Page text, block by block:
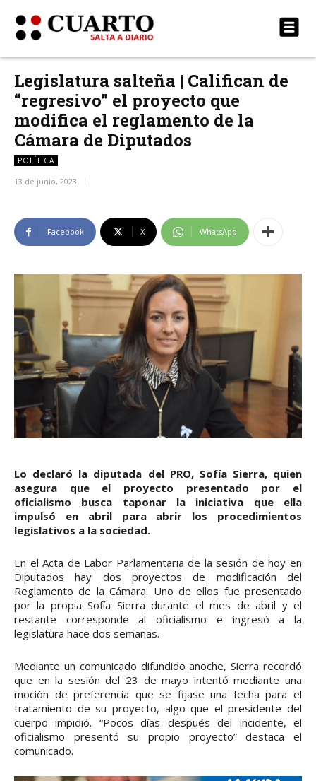
Legislatura salteña | Califican de
“regresivo” el proyecto que
modifica el reglamento de la
Cámara de Diputados
POLÍTICA
13 de junio, 2023
Facebook X WhatsApp
Lo declaró la diputada del PRO, Sofía Sierra, quien
asegura que el proyecto presentado por el
oficialismo busca taponar la iniciativa que ella
impulsó en abril para abrir los procedimientos
legislativos a la sociedad.
En el Acta de Labor Parlamentaria de la sesión de hoy en
Diputados hay dos proyectos de modificación del
Reglamento de la Cámara. Uno de ellos fue presentado
por la propia Sofía Sierra durante el mes de abril y el
restante corresponde al oficialismo e ingresó a la
legislatura hace dos semanas.
Mediante un comunicado difundido anoche, Sierra recordó
que en la sesión del 23 de mayo intentó mediante una
moción de preferencia que se fijase una fecha para el
tratamiento de su proyecto, algo que el presidente del
cuerpo impidió. “Pocos días después del incidente, el
oficialismo presentó su propio proyecto” destaca el
comunicado.